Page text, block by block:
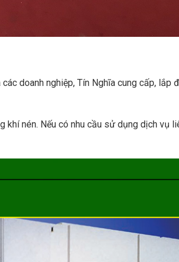
doanh nghiệp, Tín Nghĩa cung cấp, lắp
nén. Nếu có nhu cầu sử dụng dịch vụ